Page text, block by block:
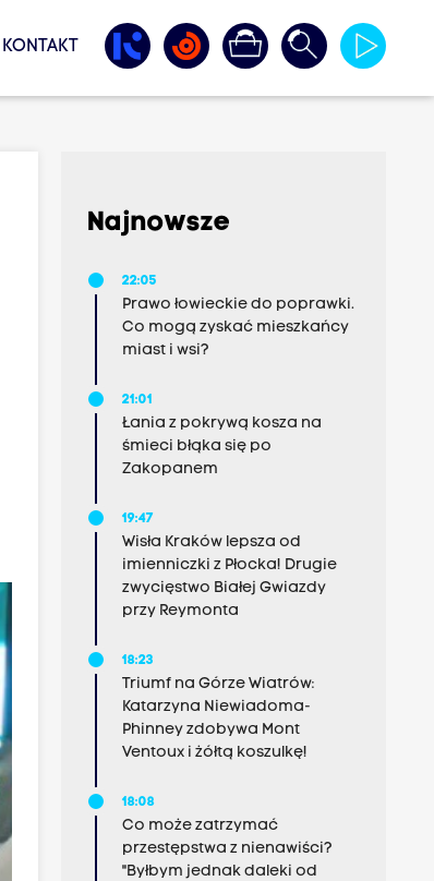
KONTAKT
Najnowsze
22:05
Prawo łowieckie do poprawki.
Co mogą zyskać mieszkańcy
miast i wsi?
21:01
Łania z pokrywą kosza na
śmieci błąka się po
Zakopanem
19:47
Wisła Kraków lepsza od
imienniczki z Płocka! Drugie
zwycięstwo Białej Gwiazdy
przy Reymonta
18:23
Triumf na Górze Wiatrów:
Katarzyna Niewiadoma-
Phinney zdobywa Mont
Ventoux i żółtą koszulkę!
18:08
Co może zatrzymać
przestępstwa z nienawiści?
"Byłbym jednak daleki od